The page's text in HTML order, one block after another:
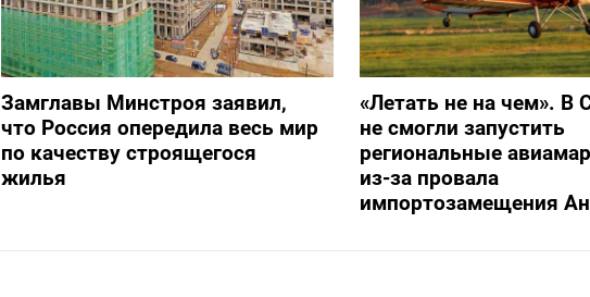
Замглавы Минстроя заявил,
что Россия опередила весь мир
по качеству строящегося
жилья
«Летать не на чем». В
не смогли запустить
региональные
из-за провала
импортозамещения